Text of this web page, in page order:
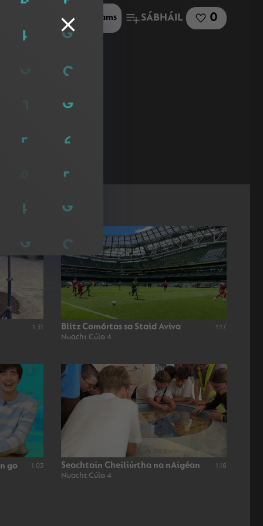
Roinn le Microsoft Teams SÁBHÁIL 0
1:31 Blitz Comórtas sa Staid Aviva
Nuacht Cúla 4
1:17
go 1:03 Seachtain Cheiliúrtha na nAigéan
Nuacht Cúla 4
1:18